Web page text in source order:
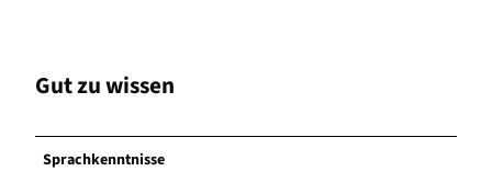
Gut zu wissen
Sprachkenntnisse